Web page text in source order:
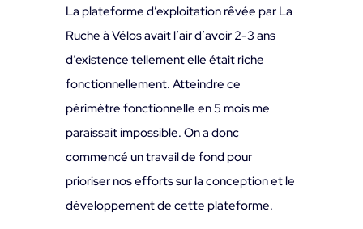
La plateforme d’exploitation rêvée par La
Ruche à Vélos avait l’air d’avoir 2-3 ans
d’existence tellement elle était riche
fonctionnellement. Atteindre ce
périmètre fonctionnelle en 5 mois me
paraissait impossible. On a donc
commencé un travail de fond pour
prioriser nos efforts sur la conception et le
développement de cette plateforme.